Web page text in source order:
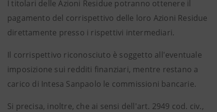
I titolari delle Azioni Residue potranno ottenere il
pagamento del corrispettivo delle loro Azioni Residue
direttamente presso i rispettivi intermediari.
Il corrispettivo riconosciuto è soggetto all'eventuale
imposizione sui redditi finanziari, mentre restano a
carico di Intesa Sanpaolo le commissioni bancarie.
Si precisa, inoltre, che ai sensi dell'art. 2949 cod. civ.,